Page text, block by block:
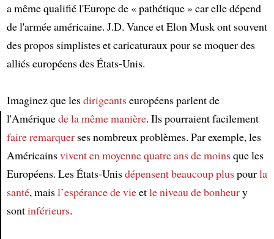
a même qualifié l'Europe de « pathétique » car elle dépend
de l'armée américaine. J.D. Vance et Elon Musk ont souvent
des propos simplistes et caricaturaux pour se moquer des
alliés européens des États-Unis.
Imaginez que lesdirigeantseuropéens parlent de
l'Amériquede la même manière. Ils pourraient facilement
faire remarquerses nombreux problèmes. Par exemple, les
Américainsviventen moyennequatre ans de moinsque les
Européens. Les États-Unisdépensent beaucoup pluspourla
santé, maisl’espérance de vieetle niveau de bonheury
sontinférieurs.